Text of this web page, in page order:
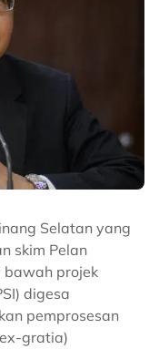
Selatan yang
skim Pelan
bawah projek
digesa
pemprosesan
gratia)